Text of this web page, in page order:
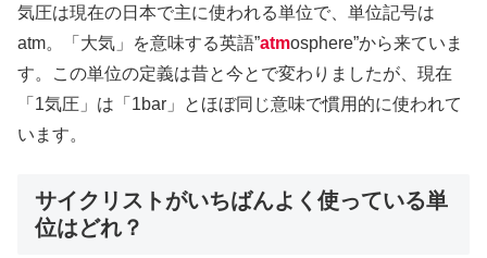
気圧は現在の日本で主に使われる単位で、単位記号は
atm。「大気」を意味する英語”atmosphere”から来ていま
す。この単位の定義は昔と今とで変わりましたが、現在
「1気圧」は「1bar」とほぼ同じ意味で慣用的に使われて
います。
サイクリストがいちばんよく使っている単
位はどれ？